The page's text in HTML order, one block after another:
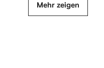
Mehr zeigen